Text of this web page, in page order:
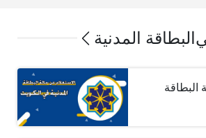
البطاقة المدنية
البطاقة